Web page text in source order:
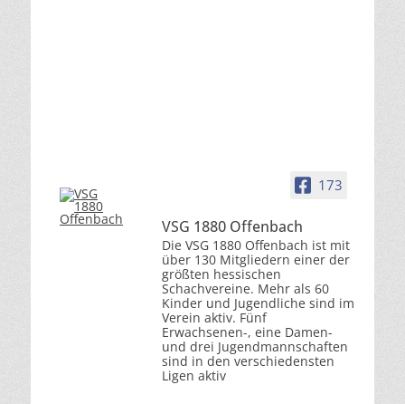
173
VSG 1880 Offenbach
Die VSG 1880 Offenbach ist mit
über 130 Mitgliedern einer der
größten hessischen
Schachvereine. Mehr als 60
Kinder und Jugendliche sind im
Verein aktiv. Fünf
Erwachsenen-, eine Damen-
und drei Jugendmannschaften
sind in den verschiedensten
Ligen aktiv